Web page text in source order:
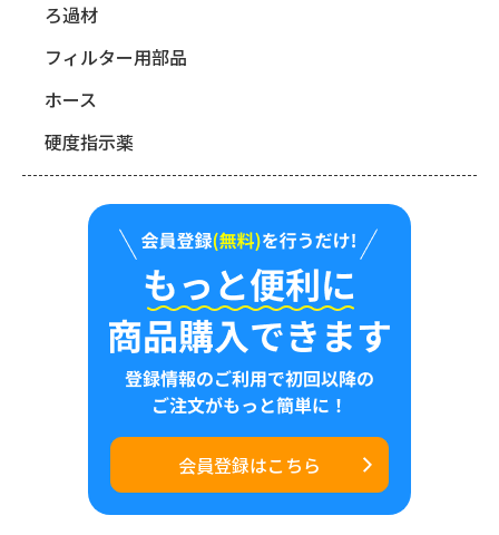
ろ過材
フィルター用部品
ホース
硬度指示薬
会員登録はこちら